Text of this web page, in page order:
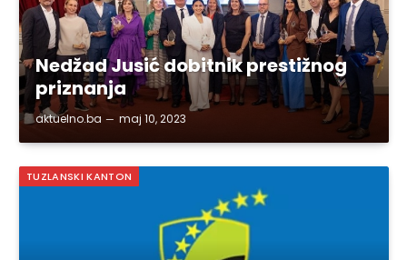
Nedžad Jusić dobitnik prestižnog
priznanja
aktuelno.ba maj 10, 2023
TUZLANSKI KANTON